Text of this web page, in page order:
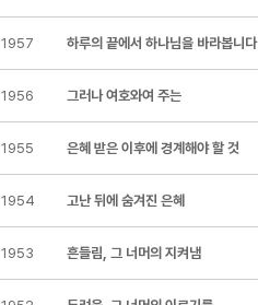
1957 하루의 끝에서 하나님을 바라봅니다
1956 그러나 여호와여 주는
1955 은혜 받은 이후에 경계해야 할 것
1954 고난 뒤에 숨겨진 은혜
1953 흔들림, 그 너머의 지켜냄